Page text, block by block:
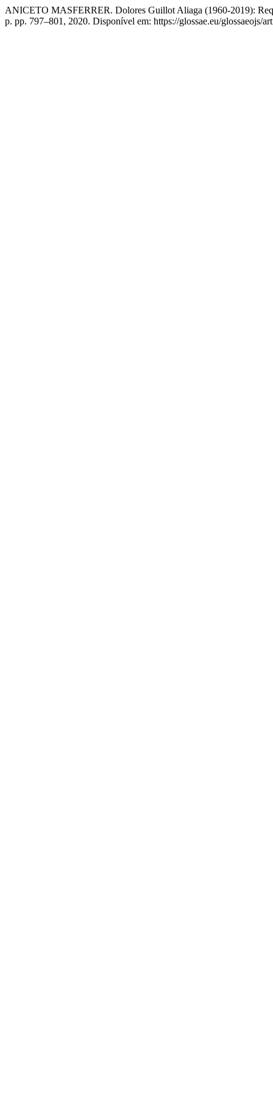
ANICETO MASFERRER. Dolores Guillot Aliaga (1960-2019):
p. pp. 797–801, 2020. Disponível em: https://glossae.eu/glossaeojs/